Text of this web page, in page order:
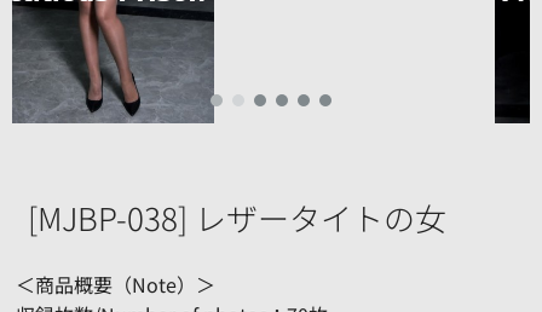
[MJBP-038] レザータイトの女
＜商品概要（Note）＞